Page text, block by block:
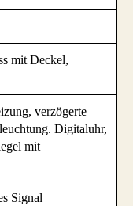
mit Deckel,
verzögerte
Digitaluhr,
mit
Signal